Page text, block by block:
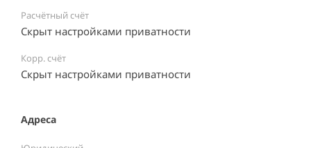
Расчётный счёт
Скрыт настройками приватности
Корр. счёт
Скрыт настройками приватности
Адреса